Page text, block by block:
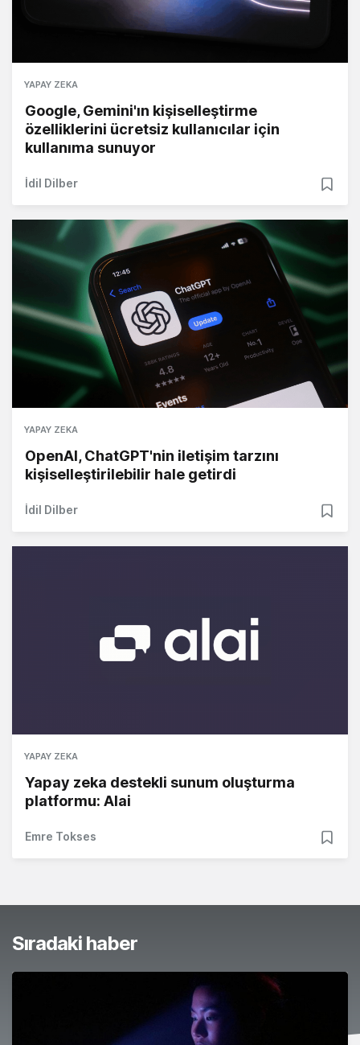
YAPAY ZEKA
Google, Gemini'ın kişiselleştirme
özelliklerini ücretsiz kullanıcılar için
kullanıma sunuyor
İdil Dilber
YAPAY ZEKA
OpenAI, ChatGPT'nin iletişim tarzını
kişiselleştirilebilir hale getirdi
İdil Dilber
YAPAY ZEKA
Yapay zeka destekli sunum oluşturma
platformu: Alai
Emre Tokses
Sıradaki haber